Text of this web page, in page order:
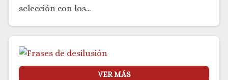
selección con los…
VER MÁS